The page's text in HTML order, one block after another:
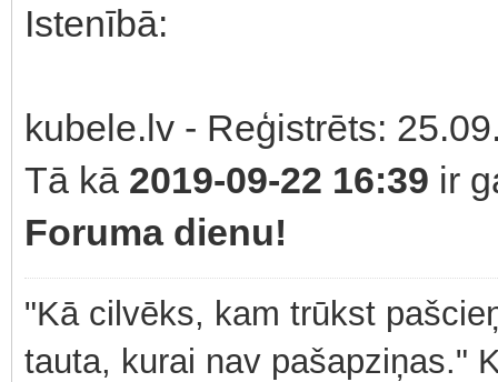
Istenībā:
kubele.lv - Reģistrēts:
Tā kā 2019-09-22 16:39 ir
Foruma dienu!
"Kā cilvēks, kam trūkst
tauta, kurai nav pašapziņas."